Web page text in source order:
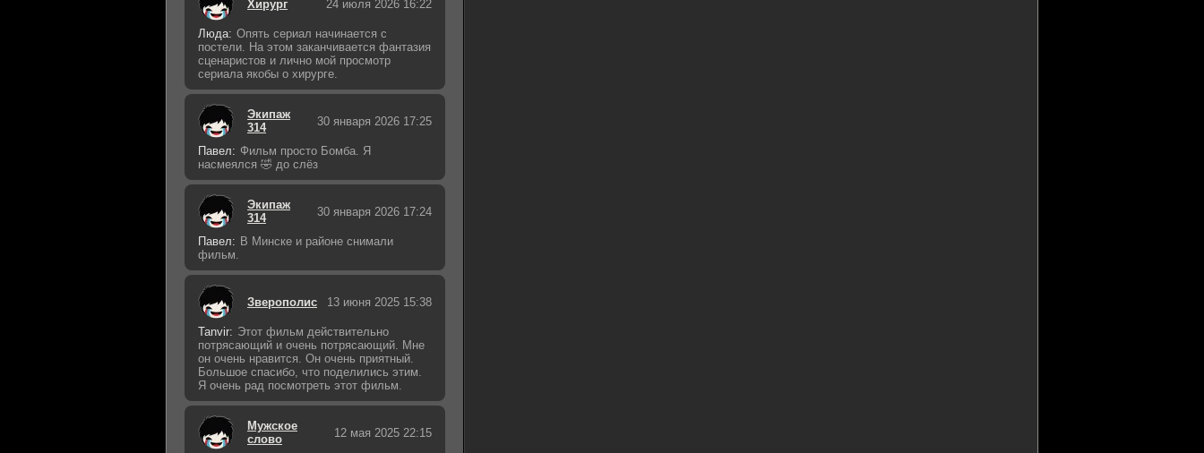
Хирург 24 июля 2026 16:22
Люда: Опять сериал начинается с
постели. На этом заканчивается фантазия
сценаристов и лично мой просмотр
сериала якобы о хирурге.
Экипаж
314
30 января 2026 17:25
Павел: Фильм просто Бомба. Я
насмеялся 🤣 до слёз
Экипаж
314
30 января 2026 17:24
Павел: В Минске и районе снимали
фильм.
Зверополис 13 июня 2025 15:38
Tanvir: Этот фильм действительно
потрясающий и очень потрясающий. Мне
он очень нравится. Он очень приятный.
Большое спасибо, что поделились этим.
Я очень рад посмотреть этот фильм.
Мужское
слово
12 мая 2025 22:15